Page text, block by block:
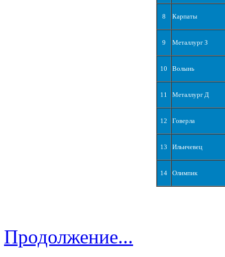
8 Карпаты
9 Металлург З
10 Волынь
11 Металлург Д
12 Говерла
13 Ильичевец
14 Олимпик
Продолжение...